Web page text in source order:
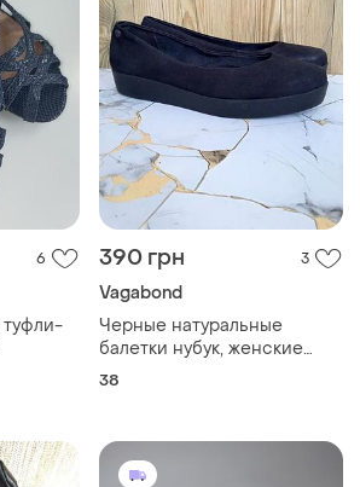
6 390 грн 3
Vagabond
Черные натуральные
балетки нубук, женские
туфли на платформе, лето
38